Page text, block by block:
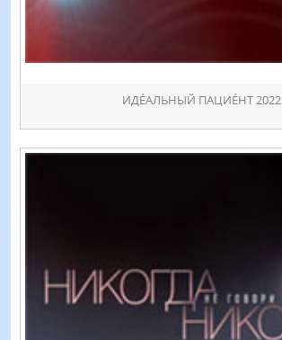
ИДÉАЛЬНЫЙ ПАЦИÉНТ 2022